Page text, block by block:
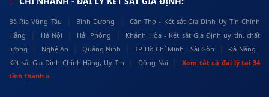
Bà Rịa Vũng Tàu | Bình Dương |
Cần Thơ - Két sắt Gia Định Uy Tín Chính
Hãng
| Hà Nội | Hải Phòng |
Khánh Hòa - Két sắt Gia Định uy tín, chất
lượng
| Nghệ An | Quảng Ninh | TP Hồ Chí Minh - Sài Gòn |
Đà Nẵng -
Két sắt Gia Định Chính Hãng, Uy Tín
| Đồng Nai |
Xem tất cả đại lý tại 34
tỉnh thành »